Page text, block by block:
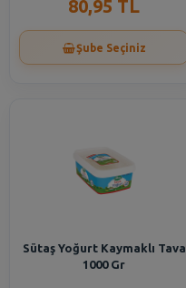
80,95 TL
Şube Seçiniz
Sütaş Yoğurt Kaymaklı Tava
1000 Gr